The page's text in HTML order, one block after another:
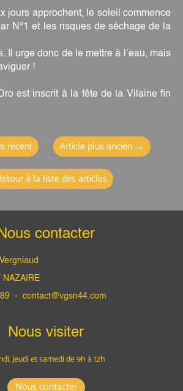
approchent, le soleil commence
N°1 et les risques de séchage de la
donc de le mettre à l’eau, mais
!
inscrit à la fête de la Vilaine fin
récent Article plus ancien→
à la liste des articles
Nous contacter
NAZAIRE
89 - contact@vgsn44.com
Nous visiter
jeudi et samedide 9h à 12h
Nous contacter